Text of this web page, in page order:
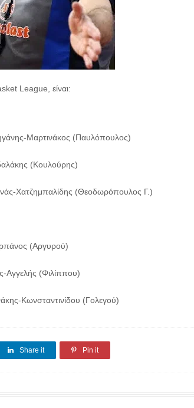
League, είναι:
Μαρτινάκος (Παυλόπουλος)
(Κουλούρης)
Χατζημπαλίδης (Θεοδωρόπουλος Γ.)
(Αργυρού)
Αγγελής (Φιλίππου)
Κωνσταντινίδου (Γολεγού)
Share it Pin it